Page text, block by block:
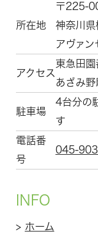
所在地
〒225-
神奈川県
アヴァ
アクセス
東急田
あざみ
駐車場
4台分の
す
電話番
号
045-
INFO
> ホーム